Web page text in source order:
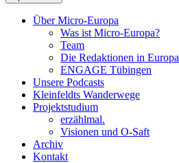
Über Micro-Europa
Was ist Micro-Europa?
Team
Die Redaktionen in Europa
ENGAGE Tübingen
Unsere Podcasts
Kleinfeldts Wanderwege
Projektstudium
erzählmal.
Visionen und O-Saft
Archiv
Kontakt